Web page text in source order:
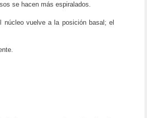
se hacen más espiralados.
vuelve a la posición basal; el